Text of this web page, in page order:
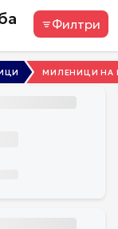
Филтри
МИЛЕНИЦИ НА